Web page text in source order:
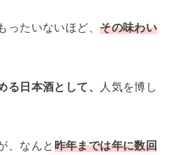
ったいないほど、その味わい
る日本酒として、
人気を博し
、なんと 昨年までは年に数回